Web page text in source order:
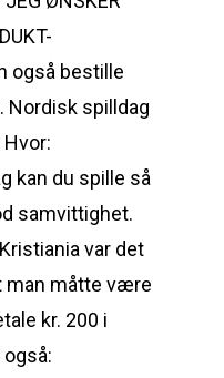
også bestille
Nordisk spilldag
kan du spille så
samvittighet.
var det
man måtte være
kr. 200 i